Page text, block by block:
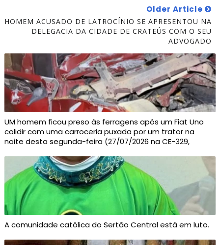
Older Article
HOMEM ACUSADO DE LATROCÍNIO SE APRESENTOU NA
DELEGACIA DA CIDADE DE CRATEÚS COM O SEU
ADVOGADO
UM homem ficou preso às ferragens após um Fiat Uno
colidir com uma carroceria puxada por um trator na
noite desta segunda-feira (27/07/2026 na CE-329,
A comunidade católica do Sertão Central está em luto.